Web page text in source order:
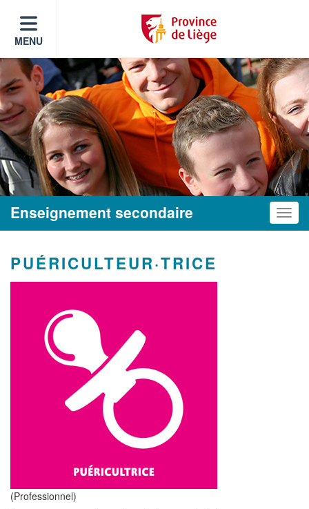
MENU
Enseignement secondaire
PUÉRICULTEUR·TRICE
(Professionnel)